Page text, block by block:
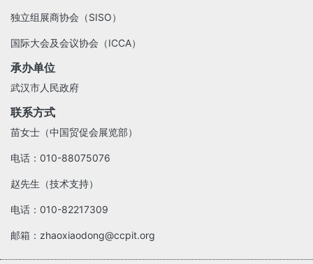
独立组展商协会（SISO）
国际大会及会议协会（ICCA）
承办单位
武汉市人民政府
联系方式
苗女士（中国贸促会展览部）
电话：010-88075076
赵先生（技术支持）
电话：010-82217309
邮箱：zhaoxiaodong@ccpit.org